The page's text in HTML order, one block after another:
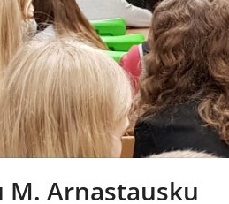
M. Arnastausku